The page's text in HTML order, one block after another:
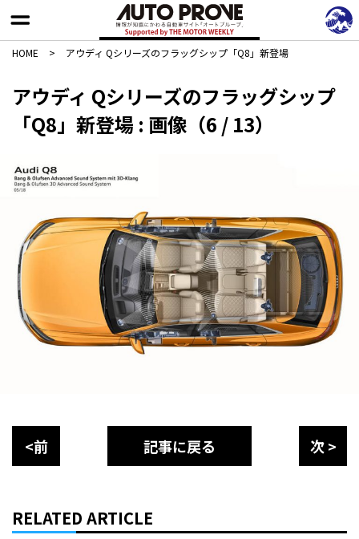
HOME > アウディ Qシリーズのフラッグシップ「Q8」新登場
アウディ Qシリーズのフラッグシップ
「Q8」新登場 : 画像（6 / 13）
<前 記事に戻る 次 >
RELATED ARTICLE